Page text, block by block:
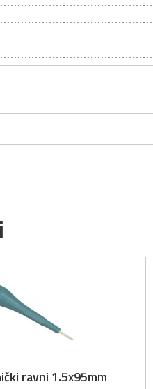
ravni 1.5x95mm